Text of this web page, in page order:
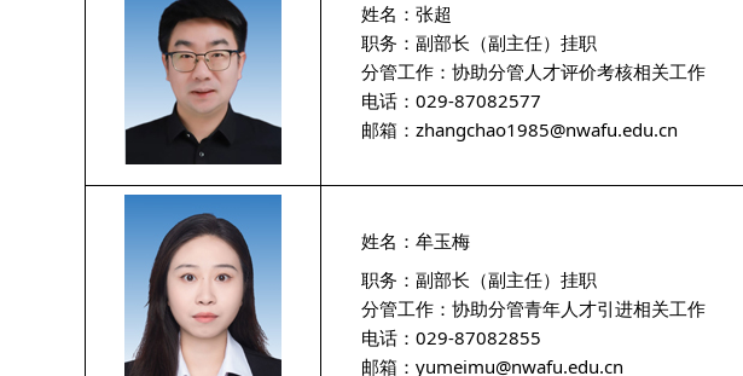
姓名：张超
职务：副部长（副主任）挂职
分管工作：协助分管人才评价考核相关工作
电话：029-87082577
邮箱： zhangchao1985@nwafu.edu.cn
姓名：牟玉梅
职务：副部长（副主任）挂职
分管工作：协助分管青年人才引进相关工作
电话：029-87082855
邮箱： yumeimu@nwafu.edu.cn